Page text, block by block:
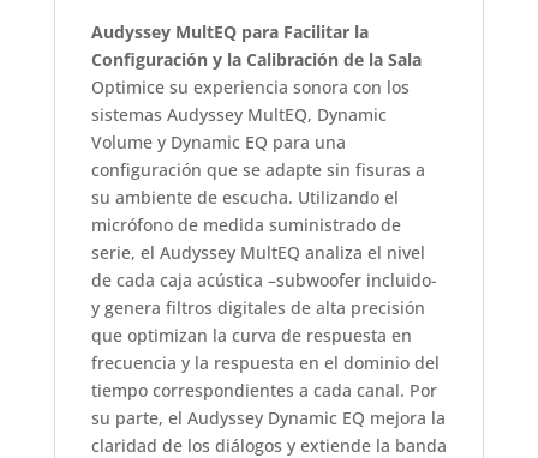
Audyssey MultEQ para Facilitar la
Configuración y la Calibración de la Sala
Optimice su experiencia sonora con los
sistemas Audyssey MultEQ, Dynamic
Volume y Dynamic EQ para una
configuración que se adapte sin fisuras a
su ambiente de escucha. Utilizando el
micrófono de medida suministrado de
serie, el Audyssey MultEQ analiza el nivel
de cada caja acústica –subwoofer incluido-
y genera filtros digitales de alta precisión
que optimizan la curva de respuesta en
frecuencia y la respuesta en el dominio del
tiempo correspondientes a cada canal. Por
su parte, el Audyssey Dynamic EQ mejora la
claridad de los diálogos y extiende la banda